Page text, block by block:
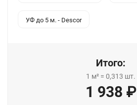
УФ до 5 м. - Descor
Итого:
1 м² = 0,313 шт.
1 938 ₽